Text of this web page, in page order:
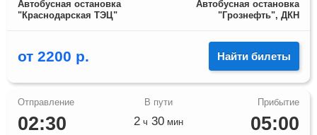
Автобусная остановка
"Краснодарская ТЭЦ"
Автобусная остановка
"Грознефть", ДКН
от 2200 р. Найти билеты
02:30 05:00
2 ч 30 мин